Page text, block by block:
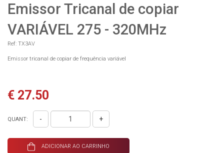
Emissor Tricanal de copiar
VARIÁVEL 275 - 320MHz
Ref: TX3AV
Emissor tricanal de copiar de frequência variável
€ 27.50
QUANT: - +
ADICIONAR AO CARRINHO